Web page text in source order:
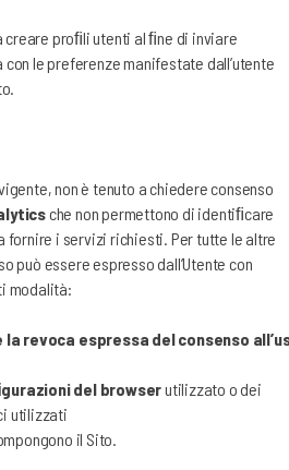
creare proﬁli utenti al ﬁne di inviare
le preferenze manifestate dall’utente
non è tenuto a chiedere consenso
che non permettono di identiﬁcare
fornire i servizi richiesti. Per tutte le altre
può essere espresso dall’Utente con
modalità:
la revoca espressa delconsenso
del browserutilizzato o dei
utilizzati
il Sito.